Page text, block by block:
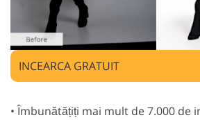
INCEARCA GRATUIT
• Îmbunătățiți mai mult de 7.000 de